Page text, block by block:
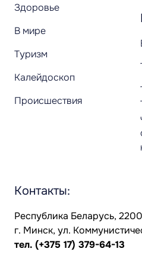
Здоровье
В мире
Туризм
Калейдоскоп
Происшествия
Контакты:
Республика Беларусь,
г. Минск, ул.
тел. (+375 17) 379-64-13